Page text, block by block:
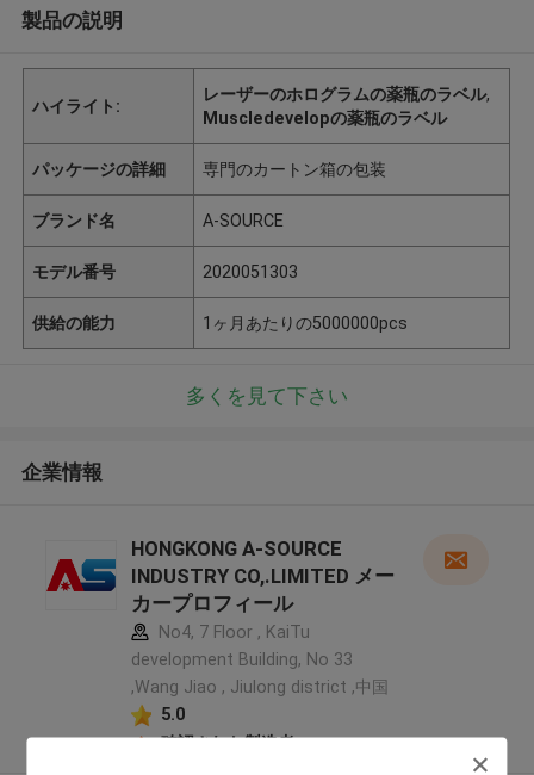
製品の説明
ハイライト:
レーザーのホログラムの薬瓶のラベル,
Muscledevelopの薬瓶のラベル
パッケージの詳細 専門のカートン箱の包装
ブランド名 A-SOURCE
モデル番号 2020051303
供給の能力 1ヶ月あたりの5000000pcs
多くを見て下さい
企業情報
HONGKONG A-SOURCE
INDUSTRY CO,.LIMITED メー
カープロフィール
No4, 7 Floor , KaiTu
development Building, No 33
,Wang Jiao , Jiulong district ,中国
5.0
確認された製造者